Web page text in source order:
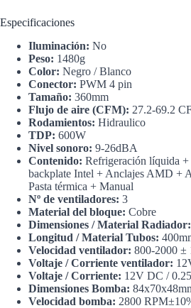
Especificaciones
Iluminación: No
Peso: 1480g
Color: Negro / Blanco
Conector: PWM 4 pin
Tamaño: 360mm
Flujo de aire (CFM): 27.2-69.2
Rodamientos: Hidraulico
TDP: 600W
Nivel sonoro: 9-26dBA
Contenido: Refrigeración líquida
backplate Intel + Anclajes AMD +
Pasta térmica + Manual
Nº de ventiladores: 3
Material del bloque: Cobre
Dimensiones / Material Radiador:
Longitud / Material Tubos:
Velocidad ventilador: 800-2000 ±
Voltaje / Corriente ventilador:
Voltaje / Corriente: 12V DC /
Dimensiones Bomba:
Velocidad bomba: 2800